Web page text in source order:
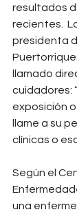
resultados
recientes.
presidenta
llamado
cuidadores:
exposición
llame a su
clínicas o
Según el
una